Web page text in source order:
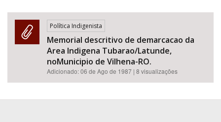
Política Indigenista
Memorial descritivo de demarcacao da
Area Indigena Tubarao/Latunde,
noMunicipio de Vilhena-RO.
Adicionado:06 de Ago de 1987 | 8 visualizações